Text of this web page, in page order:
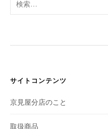
索:
サイトコンテンツ
京見屋分店のこと
取扱商品